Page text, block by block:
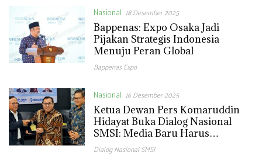
Nasional 18 Desember 2025
Bappenas: Expo Osaka Jadi
Pijakan Strategis Indonesia
Menuju Peran Global
Bappenas Expo
Nasional 16 Desember 2025
Ketua Dewan Pers Komaruddin
Hidayat Buka Dialog Nasional
SMSI: Media Baru Harus
Mengarah pada Pers Sehat
Dialog Nasional SMSI